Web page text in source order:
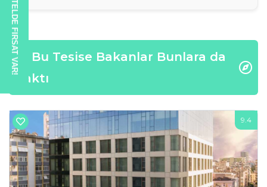
Bu Tesise Bakanlar Bunlara da
Baktı
9.4
BU OTELDE FIRSAT VAR!